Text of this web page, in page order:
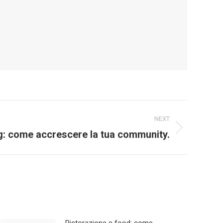
NEXT
come accrescere la tua community.